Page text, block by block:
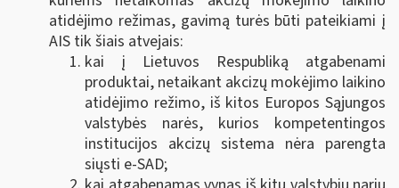
atidėjimo režimas, gavimą turės būti pateikiami į
AIS tik šiais atvejais:
kai į Lietuvos Respubliką atgabenami
produktai, netaikant akcizų mokėjimo laikino
atidėjimo režimo, iš kitos Europos Sąjungos
valstybės narės, kurios kompetentingos
institucijos akcizų sistema nėra parengta
siųsti e-SAD;